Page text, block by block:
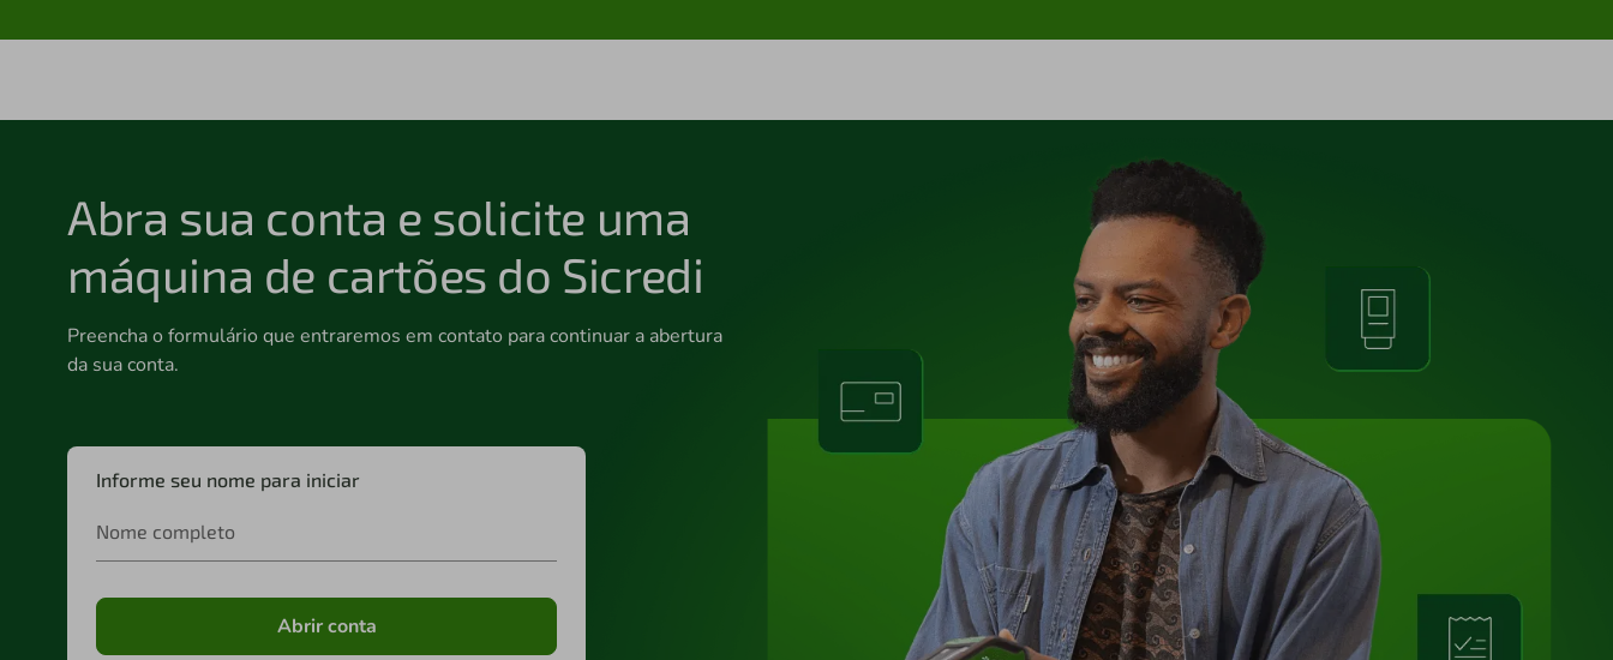
Abra sua conta e solicite uma
máquina de cartões do Sicredi
Preencha o formulário que entraremos em contato para continuar a abertura
da sua conta.
Informe seu nome para iniciar
Nome completo
Abrir conta